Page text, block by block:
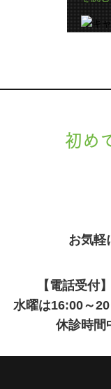
初め
お気軽
【電話受付
水曜は16:00～
休診時間